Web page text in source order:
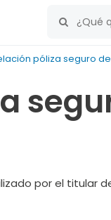
póliza seguro
por el